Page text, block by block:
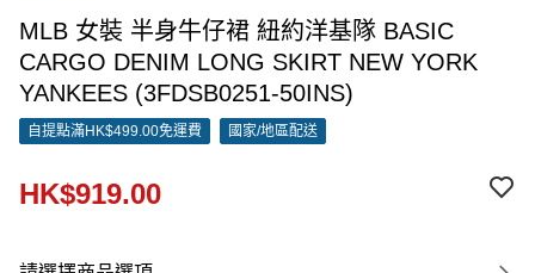
MLB 女裝 半身牛仔裙 紐約洋基隊 BASIC
CARGO DENIM LONG SKIRT NEW YORK
YANKEES (3FDSB0251-50INS)
自提點滿HK$499.00免運費 國家/地區配送
HK$919.00